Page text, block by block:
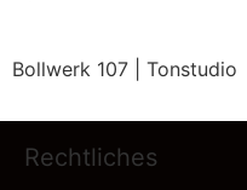
Bollwerk 107 | Tonstudio
Rechtliches